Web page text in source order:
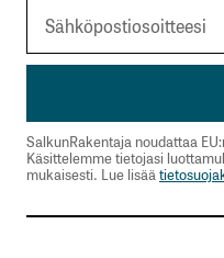
SalkunRakentaja noudattaa
Käsittelemme tietojasi
mukaisesti. Lue lisää